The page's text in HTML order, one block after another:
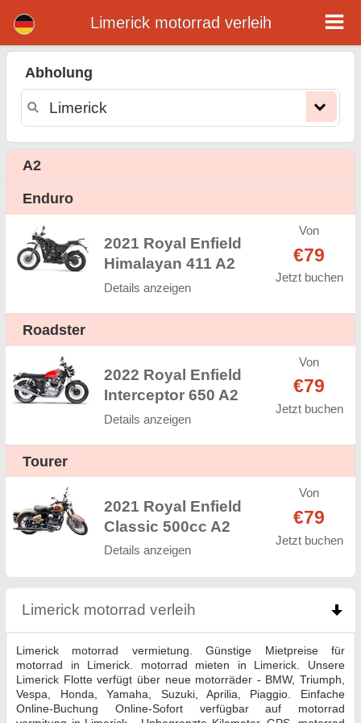
Limerick motorrad verleih
Limerick motorrad vermietung. Günstige Mietpreise für motorrad in Limerick. motorrad mieten in Limerick. Unsere Limerick
Online-Sofort verfügbar auf motorrad vermitung in Limerick - Unbegrenzte Kilometer, GPS, motorrad Reitausrüstung,
grenzüberschreitende Vermietung.
Limerick motorrad verleih
Abholung
A2
Enduro
2021 Royal Enfield
Himalayan 411 A2
Details anzeigen
Von
€79
Jetzt buchen
Roadster
2022 Royal Enfield
Interceptor 650 A2
Details anzeigen
Von
€79
Jetzt buchen
Tourer
2021 Royal Enfield
Classic 500cc A2
Details anzeigen
Von
€79
Jetzt buchen
Limerick motorrad verleih click to collapse
Limerick motorrad vermietung. Günstige Mietpreise für
motorrad in Limerick. motorrad mieten in Limerick. Unsere
Limerick Flotte verfügt über neue motorräder - BMW, Triumph,
Vespa, Honda, Yamaha, Suzuki, Aprilia, Piaggio. Einfache
Online-Buchung Online-Sofort verfügbar auf motorrad